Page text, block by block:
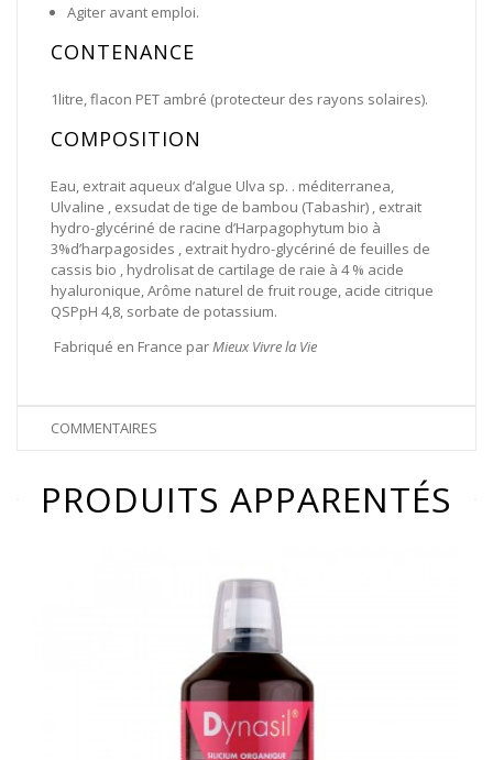
Agiter avant emploi.
CONTENANCE
1litre, flacon PET ambré (protecteur des rayons solaires).
COMPOSITION
Eau, extrait aqueux d’algue Ulva sp. . méditerranea,
Ulvaline , exsudat de tige de bambou (Tabashir) , extrait
hydro-glycériné de racine d’Harpagophytum bio à
3%d’harpagosides , extrait hydro-glycériné de feuilles de
cassis bio , hydrolisat de cartilage de raie à 4 % acide
hyaluronique, Arôme naturel de fruit rouge, acide citrique
QSPpH 4,8, sorbate de potassium.
Fabriqué en France parMieux Vivre la Vie
COMMENTAIRES
PRODUITS APPARENTÉS